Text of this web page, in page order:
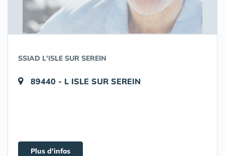
SSIAD L'ISLE SUR SEREIN
89440 - L ISLE SUR SEREIN
Plus d'infos